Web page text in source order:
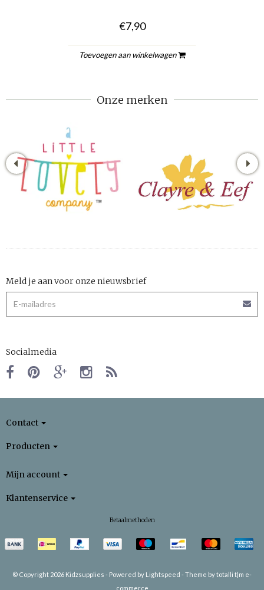
€7,90
Toevoegen aan winkelwagen
Onze merken
Meld je aan voor onze nieuwsbrief
Socialmedia
Contact
Producten
Mijn account
Klantenservice
Betaalmethoden
© Copyright 2026 Kidzsupplies - Powered by Lightspeed -Theme by totalli t|m e-
commerce